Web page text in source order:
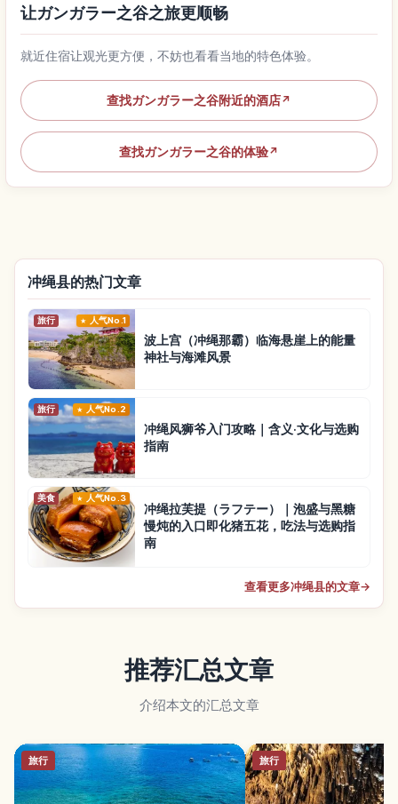
让ガンガラー之谷之旅更顺畅
就近住宿让观光更方便，不妨也看看当地的特色体验。
查找ガンガラー之谷附近的酒店↗
查找ガンガラー之谷的体验↗
冲绳县的热门文章
旅行 人气No.1
波上宫（冲绳那霸）临海悬崖上的能量
神社与海滩风景
旅行 人气No.2
冲绳风狮爷入门攻略｜含义·文化与选购
指南
美食 人气No.3
冲绳拉芙提（ラフテー）｜泡盛与黑糖
慢炖的入口即化猪五花，吃法与选购指
南
查看更多冲绳县的文章→
推荐汇总文章
介绍本文的汇总文章
旅行 旅行